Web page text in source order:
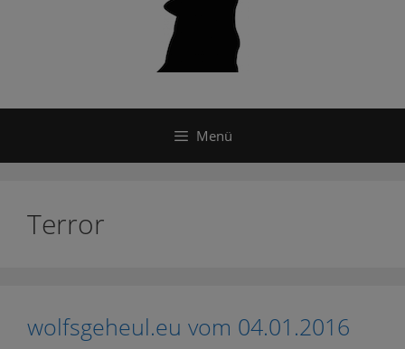
Menü
Terror
wolfsgeheul.eu vom 04.01.2016